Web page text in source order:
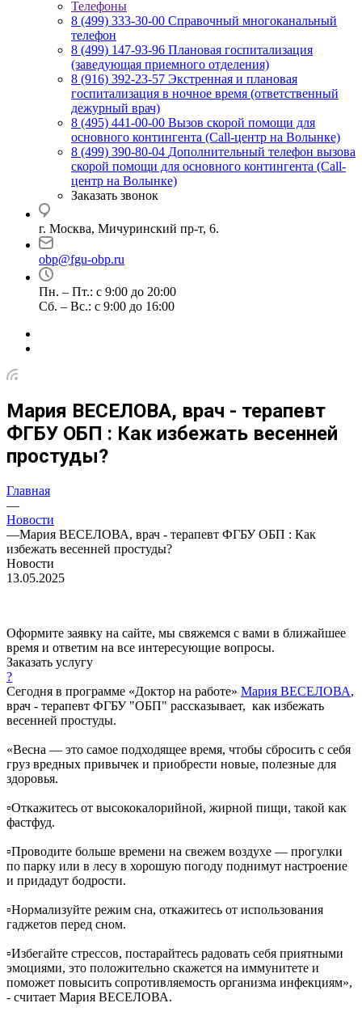
Телефоны
8 (499) 333-30-00 Справочный многоканальный
телефон
8 (499) 147-93-96 Плановая госпитализация
(заведующая приемного отделения)
8 (916) 392-23-57 Экстренная и плановая
госпитализация в ночное время (ответственный
дежурный врач)
8 (495) 441-00-00 Вызов скорой помощи для
основного контингента (Call-центр на Волынке)
8 (499) 390-80-04 Дополнительный телефон вызова
скорой помощи для основного контингента (Call-
центр на Волынке)
Заказать звонок
г. Москва, Мичуринский пр-т, 6.
obp@fgu-obp.ru
Пн. – Пт.: с 9:00 до 20:00
Сб. – Вс.: с 9:00 до 16:00
Мария ВЕСЕЛОВА, врач - терапевт
ФГБУ ОБП : Как избежать весенней
простуды?
Главная
—
Новости
—Мария ВЕСЕЛОВА, врач - терапевт ФГБУ ОБП : Как
избежать весенней простуды?
Новости
13.05.2025
Оформите заявку на сайте, мы свяжемся с вами в ближайшее
время и ответим на все интересующие вопросы.
Заказать услугу
?
Сегодня в программе «Доктор на работе» Мария ВЕСЕЛОВА,
врач - терапевт ФГБУ "ОБП" рассказывает, как избежать
весенней простуды.
«Весна — это самое подходящее время, чтобы сбросить с себя
груз вредных привычек и приобрести новые, полезные для
здоровья.
▫️Откажитесь от высококалорийной, жирной пищи, такой как
фастфуд.
▫️Проводите больше времени на свежем воздухе — прогулки
по парку или в лесу в хорошую погоду поднимут настроение
и придадут бодрости.
▫️Нормализуйте режим сна, откажитесь от использования
гаджетов перед сном.
▫️Избегайте стрессов, постарайтесь радовать себя приятными
эмоциями, это положительно скажется на иммунитете и
поможет повысить сопротивляемость организма инфекциям»,
- считает Мария ВЕСЕЛОВА.